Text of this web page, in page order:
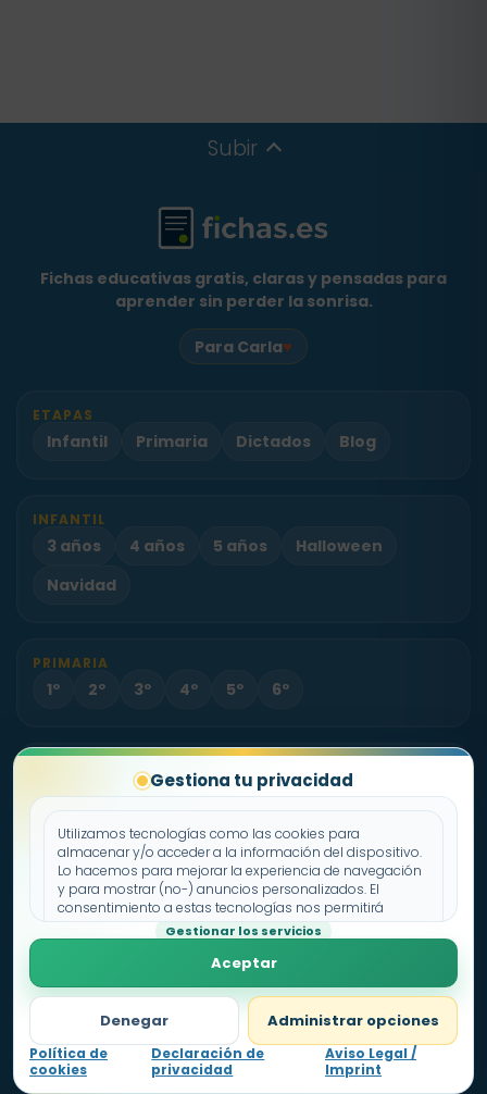
Gestiona tu privacidad
Utilizamos tecnologías como las cookies para
almacenar y/o acceder a la información del dispositivo.
Lo hacemos para mejorar la experiencia de navegación
y para mostrar (no-) anuncios personalizados. El
consentimiento a estas tecnologías nos permitirá
procesar datos como el comportamiento de
navegación o los ID's únicos en este sitio. No consentir o
retirar el consentimiento, puede afectar negativamente a
Gestionar los servicios
Aceptar
Denegar Administrar opciones
Política de
cookies
Declaración de
privacidad
Aviso Legal /
Imprint
Nivel1
Subir
Fichas educativas gratis, claras y pensadas para
aprender sin perder la sonrisa.
Para Carla♥
ETAPAS
Infantil Primaria Dictados Blog
INFANTIL
3 años 4 años 5 años
Halloween
Navidad
PRIMARIA
1º 2º 3º 4º 5º 6º
Sobre Fichas.es Contacto
Política de cookies
Declaración de privacidad
Aviso legal